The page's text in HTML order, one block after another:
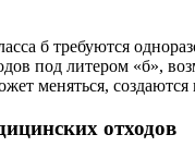
б требуются
под литером «б»,
меняться,
отходов